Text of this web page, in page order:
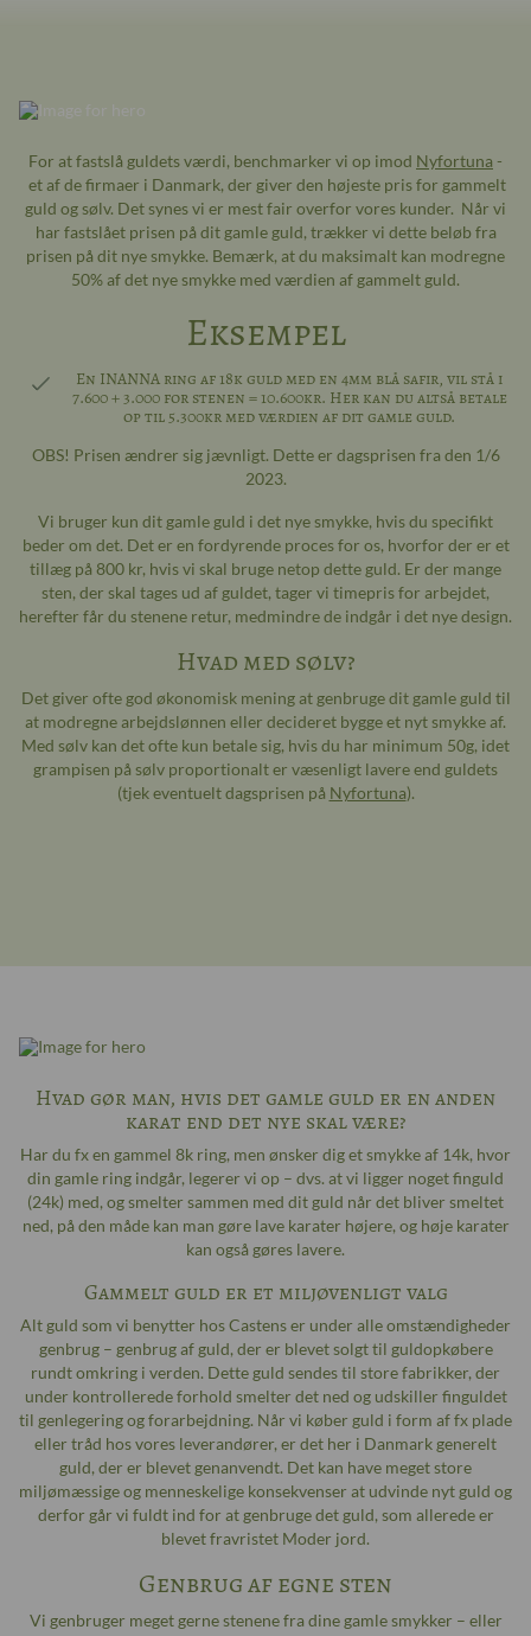
For at fastslå guldets værdi, benchmarker vi op imod Nyfortuna -
et af de firmaer i Danmark, der giver den højeste pris for gammelt
guld og sølv. Det synes vi er mest fair overfor vores kunder. Når vi
har fastslået prisen på dit gamle guld, trækker vi dette beløb fra
prisen på dit nye smykke. Bemærk, at du maksimalt kan modregne
50% af det nye smykke med værdien af gammelt guld.
Eksempel
En INANNA ring af 18k guld med en 4mm blå safir, vil stå i
7.600 + 3.000 for stenen = 10.600kr. Her kan du altså betale
op til 5.300kr med værdien af dit gamle guld.
OBS! Prisen ændrer sig jævnligt. Dette er dagsprisen fra den 1/6
2023.
Vi bruger kun dit gamle guld i det nye smykke, hvis du specifikt
beder om det. Det er en fordyrende proces for os, hvorfor der er et
tillæg på 800 kr, hvis vi skal bruge netop dette guld. Er der mange
sten, der skal tages ud af guldet, tager vi timepris for arbejdet,
herefter får du stenene retur, medmindre de indgår i det nye design.
Hvad med sølv?
Det giver ofte god økonomisk mening at genbruge dit gamle guld til
at modregne arbejdslønnen eller decideret bygge et nyt smykke af.
Med sølv kan det ofte kun betale sig, hvis du har minimum 50g, idet
grampisen på sølv proportionalt er væsenligt lavere end guldets
(tjek eventuelt dagsprisen på Nyfortuna).
Hvad gør man, hvis det gamle guld er en anden
karat end det nye skal være?
Har du fx en gammel 8k ring, men ønsker dig et smykke af 14k, hvor
din gamle ring indgår, legerer vi op – dvs. at vi ligger noget finguld
(24k) med, og smelter sammen med dit guld når det bliver smeltet
ned, på den måde kan man gøre lave karater højere, og høje karater
kan også gøres lavere.
Gammelt guld er et miljøvenligt valg
Alt guld som vi benytter hos Castens er under alle omstændigheder
genbrug – genbrug af guld, der er blevet solgt til guldopkøbere
rundt omkring i verden. Dette guld sendes til store fabrikker, der
under kontrollerede forhold smelter det ned og udskiller finguldet
til genlegering og forarbejdning. Når vi køber guld i form af fx plade
eller tråd hos vores leverandører, er det her i Danmark generelt
guld, der er blevet genanvendt. Det kan have meget store
miljømæssige og menneskelige konsekvenser at udvinde nyt guld og
derfor går vi fuldt ind for at genbruge det guld, som allerede er
blevet fravristet Moder jord.
Genbrug af egne sten
Vi genbruger meget gerne stenene fra dine gamle smykker – eller